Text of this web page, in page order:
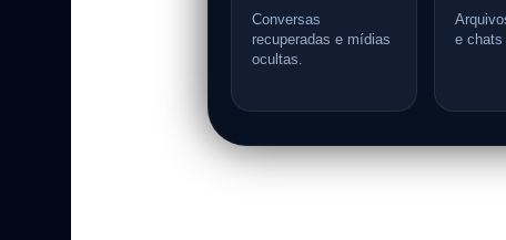
Conversas
recuperadas e mídias
ocultas.
e chats